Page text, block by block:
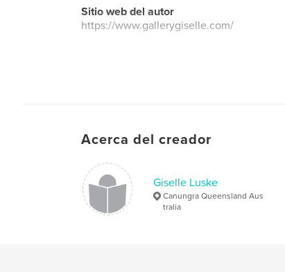
Sitio web del autor
https://www.gallerygiselle.com/
Acerca del creador
Giselle Luske
Canungra Queensland Aus
tralia